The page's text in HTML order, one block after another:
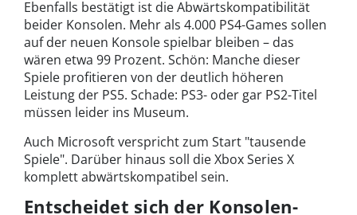
Ebenfalls bestätigt ist die Abwärtskompatibilität
beider Konsolen. Mehr als 4.000 PS4-Games sollen
auf der neuen Konsole spielbar bleiben – das
wären etwa 99 Prozent. Schön: Manche dieser
Spiele profitieren von der deutlich höheren
Leistung der PS5. Schade: PS3- oder gar PS2-Titel
müssen leider ins Museum.
Auch Microsoft verspricht zum Start "tausende
Spiele". Darüber hinaus soll die Xbox Series X
komplett abwärtskompatibel sein.
Entscheidet sich der Konsolen-